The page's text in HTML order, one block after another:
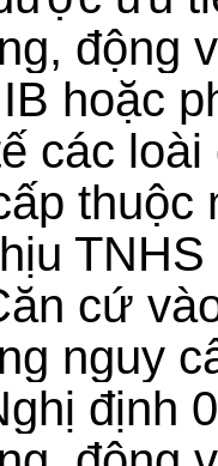
động
hoặc
các
cứ
nguy
định